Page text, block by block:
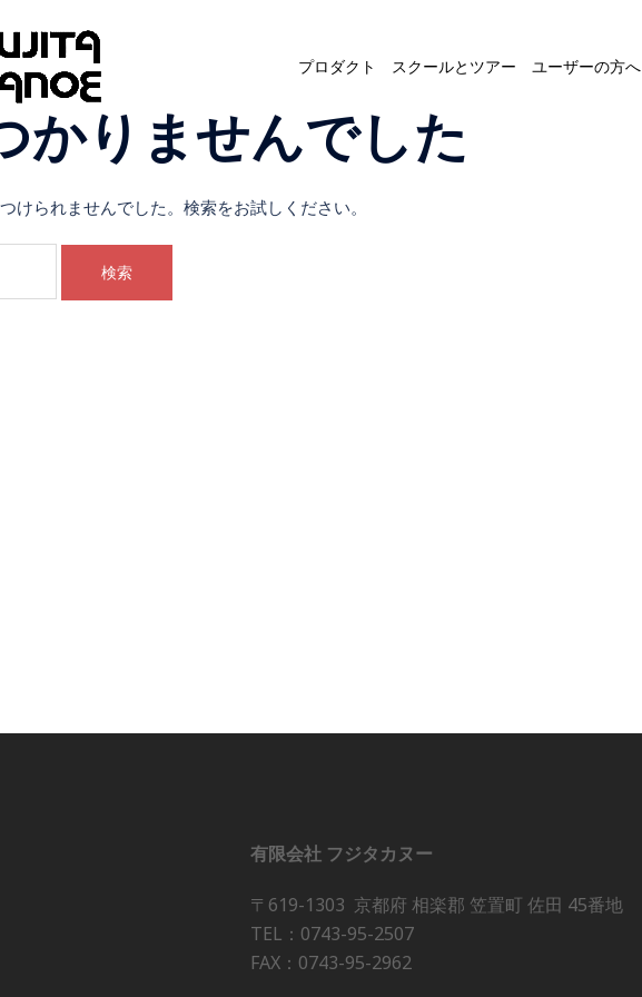
プロダクト スクールとツアー ユーザーの方へ
かりませんでした
けられませんでした。検索をお試しください。
有限会社 フジタカヌー
〒619-1303 京都府 相楽郡 笠置町 佐田 45番地
TEL：0743-95-2507
FAX：0743-95-2962